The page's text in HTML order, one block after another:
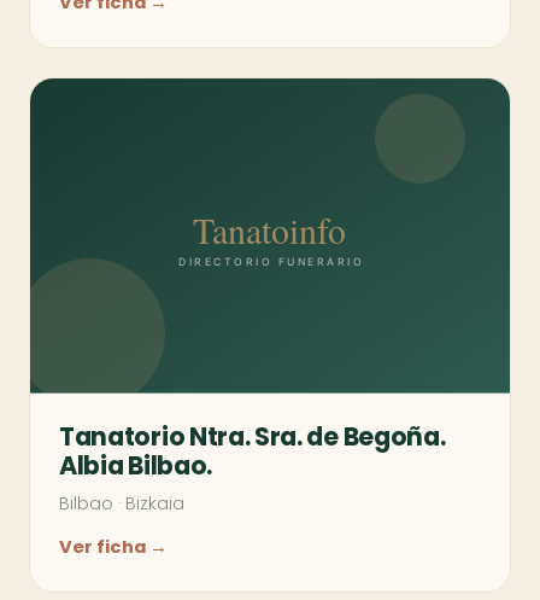
Tanatorio Ntra. Sra. de Begoña.
Albia Bilbao.
Bilbao · Bizkaia
Ver ficha →